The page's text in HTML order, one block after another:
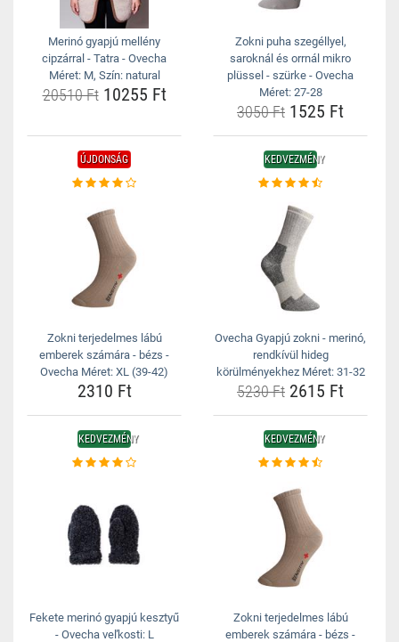
Merinó gyapjú mellény
cipzárral - Tatra - Ovecha
Méret: M, Szín: natural
20510 Ft10255 Ft
Zokni puha szegéllyel,
saroknál és orrnál mikro
plüssel - szürke - Ovecha
Méret: 27-28
3050 Ft 1525 Ft
ÚJDONSÁG
Zokni terjedelmes lábú
emberek számára - bézs -
Ovecha Méret: XL (39-42)
2310 Ft
KEDVEZMÉNY
Ovecha Gyapjú zokni - merinó,
rendkívül hideg
körülményekhez Méret: 31-32
5230 Ft 2615 Ft
KEDVEZMÉNY
Fekete merinó gyapjú kesztyű
- Ovecha veľkosti: L
KEDVEZMÉNY
Zokni terjedelmes lábú
emberek számára - bézs -